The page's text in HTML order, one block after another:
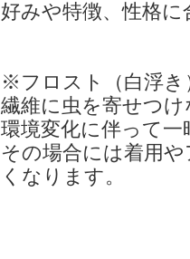
好みや特徴、性格
※フロスト（白浮
繊維に虫を寄せつ
環境変化に伴って
その場合には着用
くなります。